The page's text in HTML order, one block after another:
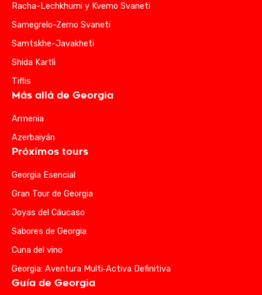
Racha-Lechkhumi y Kvemo Svaneti
Samegrelo-Zemo Svaneti
Samtskhe-Javakheti
Shida Kartli
Tiflis
Más allá de Georgia
Armenia
Azerbaiyán
Próximos tours
Georgia Esencial
Gran Tour de Georgia
Joyas del Cáucaso
Sabores de Georgia
Cuna del vino
Georgia: Aventura Multi‑Activa Definitiva
Guía de Georgia